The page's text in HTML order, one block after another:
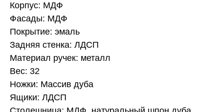
Корпус: МДФ
Фасады: МДФ
Покрытие: эмаль
Задняя стенка: ЛДСП
Материал ручек: металл
Вес: 32
Ножки: Массив дуба
Ящики: ЛДСП